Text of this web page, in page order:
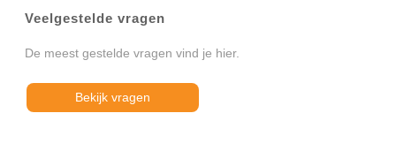
Veelgestelde vragen
De meest gestelde vragen vind je hier.
Bekijk vragen